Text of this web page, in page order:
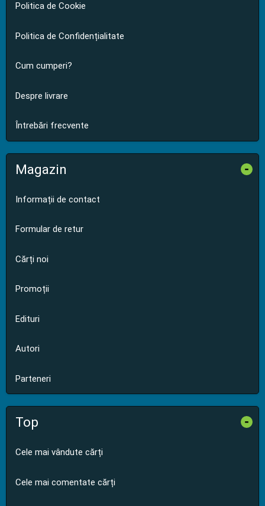
Politica de Cookie
Politica de Confidențialitate
Cum cumperi?
Despre livrare
Întrebări frecvente
Magazin -
Informații de contact
Formular de retur
Cărți noi
Promoții
Edituri
Autori
Parteneri
Top -
Cele mai vândute cărți
Cele mai comentate cărți